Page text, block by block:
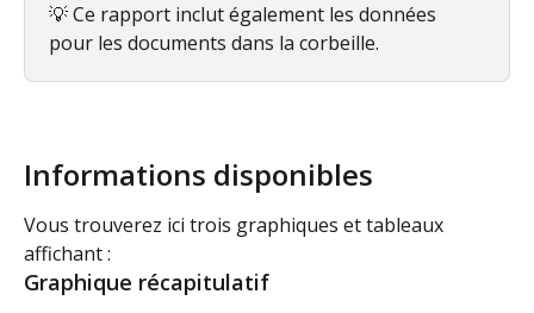
💡 Ce rapport inclut également les données
pour les documents dans la corbeille.
Informations disponibles
Vous trouverez ici trois graphiques et tableaux
affichant :
Graphique récapitulatif